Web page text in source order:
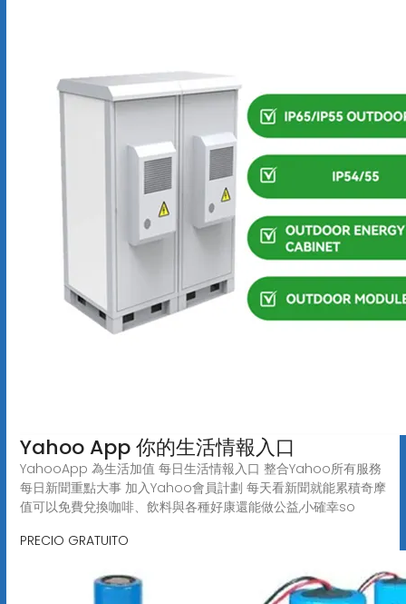
Yahoo App 你的生活情報入口
YahooApp 為生活加值 每日生活情報入口 整合Yahoo所有服務
每日新聞重點大事 加入Yahoo會員計劃 每天看新聞就能累積奇摩
值可以免費兌換咖啡、飲料與各種好康還能做公益,小確幸so
PRECIO GRATUITO